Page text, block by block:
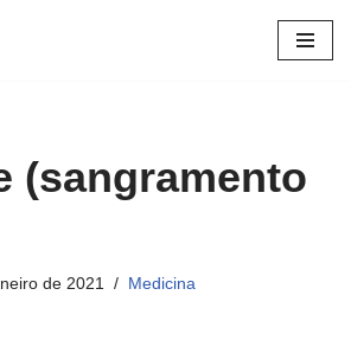
(sangramento
de 2021 Medicina